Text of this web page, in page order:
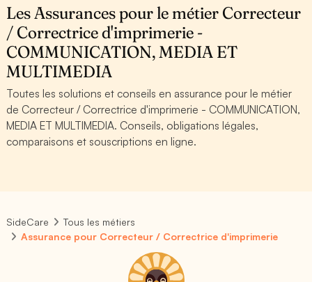
Les Assurances pour le métier Correcteur
/ Correctrice d'imprimerie -
COMMUNICATION, MEDIA ET
MULTIMEDIA
Toutes les solutions et conseils en assurance pour le métier
de Correcteur / Correctrice d'imprimerie - COMMUNICATION,
MEDIA ET MULTIMEDIA. Conseils, obligations légales,
comparaisons et souscriptions en ligne.
SideCare
Tous les métiers
Assurance pour Correcteur / Correctrice d'imprimerie